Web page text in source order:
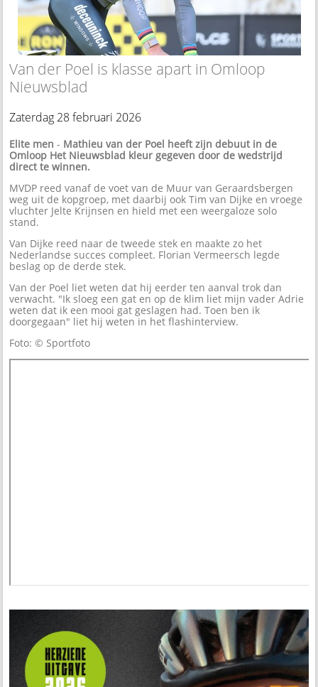
Van der Poel is klasse apart in Omloop
Nieuwsblad
Zaterdag 28 februari 2026
Elite men - Mathieu van der Poel heeft zijn debuut in de
Omloop Het Nieuwsblad kleur gegeven door de wedstrijd
direct te winnen.
MVDP reed vanaf de voet van de Muur van Geraardsbergen
weg uit de kopgroep, met daarbij ook Tim van Dijke en vroege
vluchter Jelte Krijnsen en hield met een weergaloze solo
stand.
Van Dijke reed naar de tweede stek en maakte zo het
Nederlandse succes compleet. Florian Vermeersch legde
beslag op de derde stek.
Van der Poel liet weten dat hij eerder ten aanval trok dan
verwacht. "Ik sloeg een gat en op de klim liet mijn vader Adrie
weten dat ik een mooi gat geslagen had. Toen ben ik
doorgegaan" liet hij weten in het flashinterview.
Foto: © Sportfoto